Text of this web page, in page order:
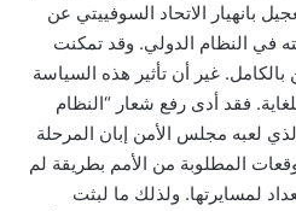
بانهيار الاتحاد السوفييتي عن
في النظام الدولي. وقد تمكنت
غير أن تأثير هذه السياسة
فقد أدى رفع شعار “النظام
لعبه مجلس الأمن إبان المرحلة
المطلوبة من الأمم بطريقة لم
لمسايرتها. ولذلك ما لبثت